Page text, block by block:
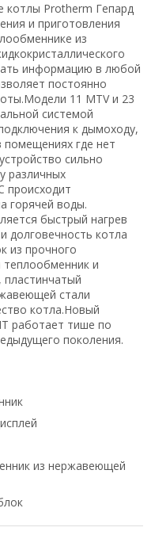
котлы Protherm Гепард
и приготовления
из
информацию в любой
постоянно
11 MTV и 23
системой
к дымоходу,
помещениях где нет
сильно
различных
происходит
горячей воды.
быстрый нагрев
долговечность котла
из прочного
и
пластинчатый
стали
котла.Новый
работает тише по
поколения.
из нержавеющей